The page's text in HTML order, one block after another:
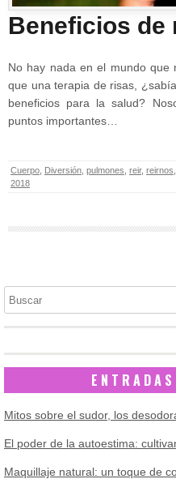
Beneficios de
No hay nada en el mundo que
que una terapia de risas,
beneficios para la salud?
puntos importantes…
Cuerpo Diversión pulmones reir, reirnos
2018
Buscar
Mitos sobre el sudor, los
El poder de la autoestima:
Maquillaje natural: un toque de